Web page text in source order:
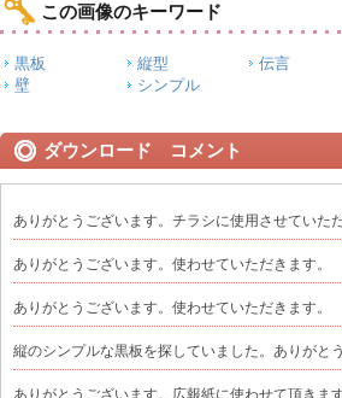
この画像のキーワード
黒板 縦型 伝言
壁
シンプル
ダウンロード コメント
ありがとうございます。チラシに使用させていた
ありがとうございます。使わせていただきます。
ありがとうございます。使わせていただきます。
縦のシンプルな黒板を探していました。ありがと
ありがとうございます。広報紙に使わせて頂きます